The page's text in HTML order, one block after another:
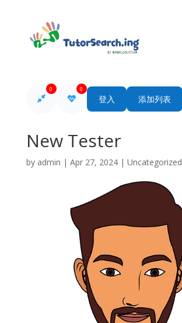
0 0
登入 添加列表
New Tester
by admin | Apr 27, 2024| Uncategorized